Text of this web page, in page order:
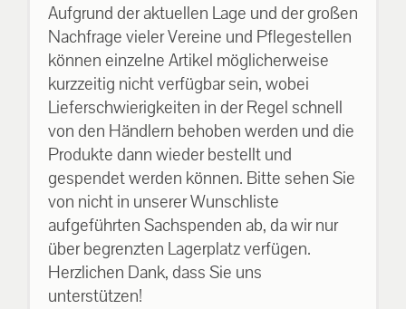
Aufgrund der aktuellen Lage und der großen
Nachfrage vieler Vereine und Pflegestellen
können einzelne Artikel möglicherweise
kurzzeitig nicht verfügbar sein, wobei
Lieferschwierigkeiten in der Regel schnell
von den Händlern behoben werden und die
Produkte dann wieder bestellt und
gespendet werden können. Bitte sehen Sie
von nicht in unserer Wunschliste
aufgeführten Sachspenden ab, da wir nur
über begrenzten Lagerplatz verfügen.
Herzlichen Dank, dass Sie uns
unterstützen!